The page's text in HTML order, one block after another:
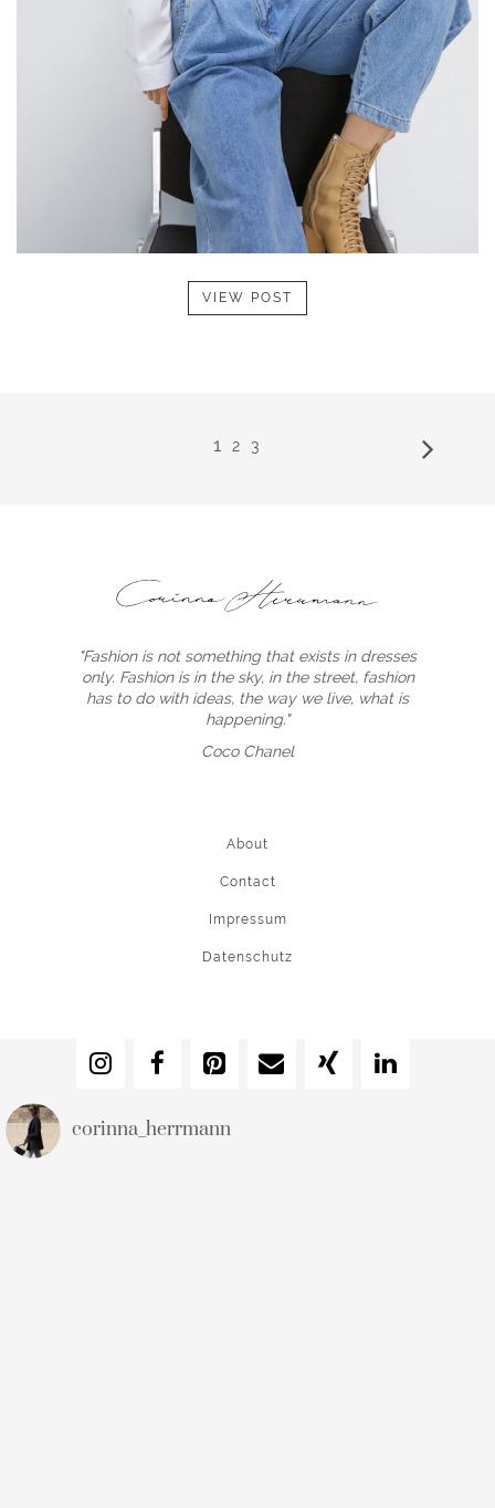
VIEW POST
1 2 3
"Fashion is not something that exists in dresses
only. Fashion is in the sky, in the street, fashion
has to do with ideas, the way we live, what is
happening."
Coco Chanel
About
Contact
Impressum
Datenschutz
corinna_herrmann